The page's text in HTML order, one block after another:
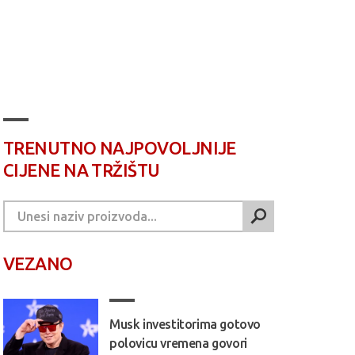
TRENUTNO NAJPOVOLJNIJE
CIJENE NA TRŽIŠTU
VEZANO
Musk investitorima gotovo
polovicu vremena govori